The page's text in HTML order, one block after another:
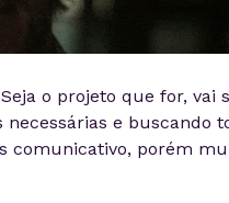
o projeto que for, vai
e buscando
comunicativo, porém